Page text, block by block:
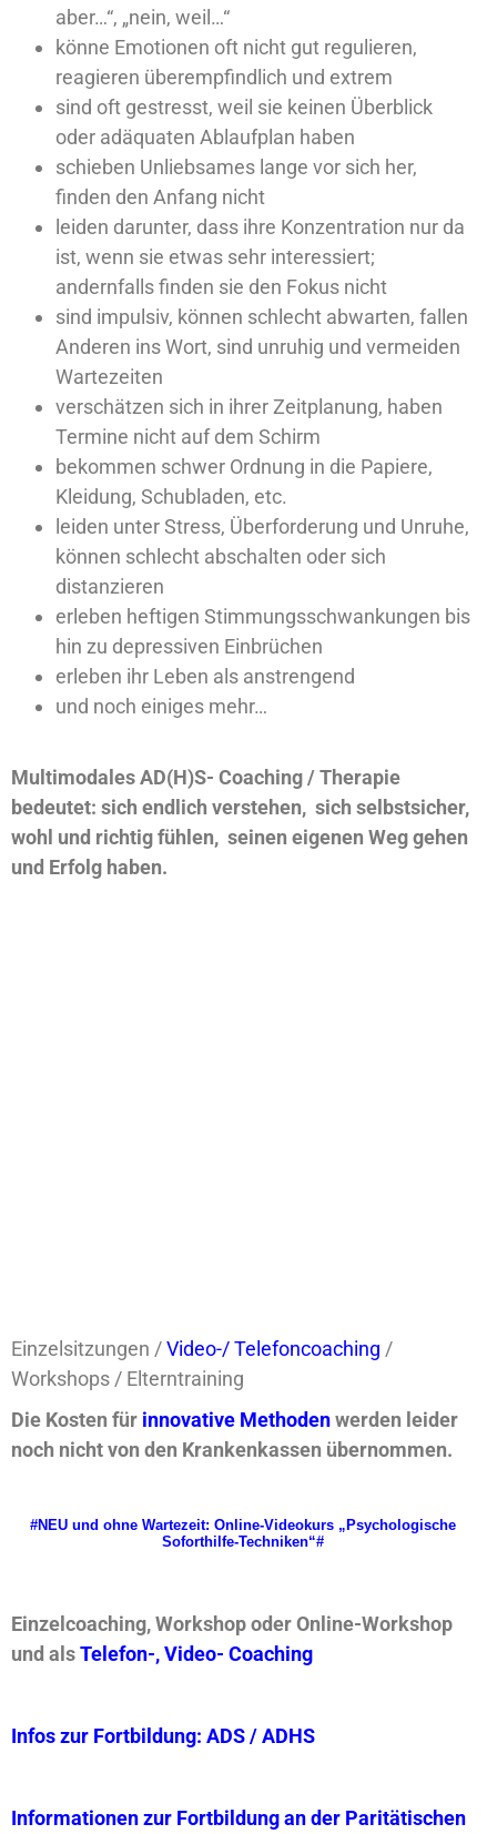
aber…“, „nein, weil…“
könne Emotionen oft nicht gut regulieren,
reagieren überempfindlich und extrem
sind oft gestresst, weil sie keinen Überblick
oder adäquaten Ablaufplan haben
schieben Unliebsames lange vor sich her,
finden den Anfang nicht
leiden darunter, dass ihre Konzentration nur da
ist, wenn sie etwas sehr interessiert;
andernfalls finden sie den Fokus nicht
sind impulsiv, können schlecht abwarten, fallen
Anderen ins Wort, sind unruhig und vermeiden
Wartezeiten
verschätzen sich in ihrer Zeitplanung, haben
Termine nicht auf dem Schirm
bekommen schwer Ordnung in die Papiere,
Kleidung, Schubladen, etc.
leiden unter Stress, Überforderung und Unruhe,
können schlecht abschalten oder sich
distanzieren
erleben heftigen Stimmungsschwankungen bis
hin zu depressiven Einbrüchen
erleben ihr Leben als anstrengend
und noch einiges mehr…
Multimodales AD(H)S- Coaching / Therapie
bedeutet: sich endlich verstehen, sich selbstsicher,
wohl und richtig fühlen, seinen eigenen Weg gehen
und Erfolg haben.
Einzelsitzungen /Video-/ Telefoncoaching /
Workshops / Elterntraining
Die Kosten für innovative Methodenwerden leider
noch nicht von den Krankenkassen übernommen.
#NEU und ohne Wartezeit: Online-Videokurs „Psychologische
Soforthilfe-Techniken“#
Einzelcoaching, Workshop oder Online-Workshop
und alsTelefon-, Video- Coaching
Infos zur Fortbildung: ADS / ADHS
Informationen zur Fortbildung an der Paritätischen